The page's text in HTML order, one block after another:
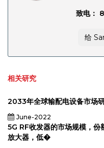
致电：
给
相关研究
2033年全球输配电设备市场
June-2022
5G RF收发器的市场规模，份
放大器，低�